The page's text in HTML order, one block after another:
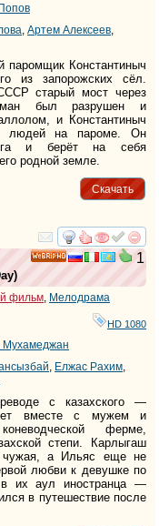
, Артем Алексеев,
паромщик Константиныч
из запорожских сёл.
старый мост через
был разрушен и
и Константиныч
людей на пароме. Он
и берёт на себя
родной земле.
Скачать
смотреть
1
)
фильм Мелодрама
HD 1080
Мухамеджан
Елжас Рахим
с казахского —
вместе с мужем и
ферме,
степи. Карлыгаш
чужая, а Ильяс еще не
любви к девушке по
их аул иностранца —
в путешествие после